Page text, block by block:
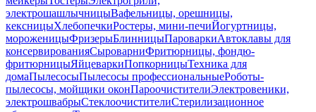
электрошашлычницыВафельницы, орешницы,
кексницыХлебопечкиРостеры, мини-печиЙогуртницы,
мороженицыФризерыБлинницыПароваркиАвтоклавы для
консервированияСыроварниФритюрницы, фондю-
фритюрницыЯйцеваркиПопкорницыТехника для
домаПылесосыПылесосы профессиональныеРоботы-
пылесосы, мойщики оконПароочистителиЭлектровеники,
электрошвабрыСтеклоочистителиСтерилизационное